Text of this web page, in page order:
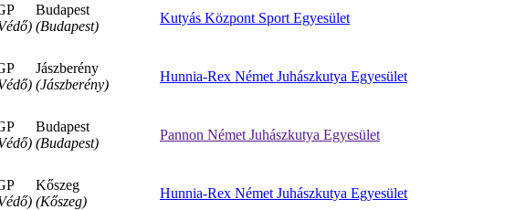
Budapest
(Budapest)
Kutyás Központ Sport Egyesület
Jászberény
(Jászberény)
Hunnia-Rex Német Juhászkutya Egyesület
Budapest
(Budapest)
Pannon Német Juhászkutya Egyesület
Kőszeg
(Kőszeg)
Hunnia-Rex Német Juhászkutya Egyesület